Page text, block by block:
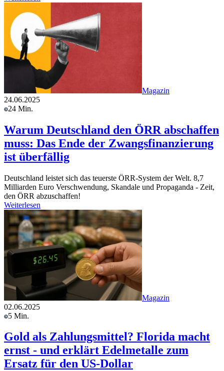
Magazin
24.06.2025
24 Min.
Warum Deutschland den ÖRR abschaffen
muss: Das Ende der Zwangsfinanzierung
ist überfällig
Deutschland leistet sich das teuerste ÖRR-System der Welt. 8,7
Milliarden Euro Verschwendung, Skandale und Propaganda - Zeit,
den ÖRR abzuschaffen!
Weiterlesen
Magazin
02.06.2025
5 Min.
Gold als Zahlungsmittel? Florida macht
ernst - und erklärt Edelmetalle zum
Ersatz für den US-Dollar